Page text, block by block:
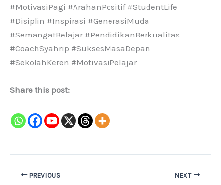
#MotivasiPagi #ArahanPositif #StudentLife
#Disiplin #Inspirasi #GenerasiMuda
#SemangatBelajar #PendidikanBerkualitas
#CoachSyahrip #SuksesMasaDepan
#SekolahKeren #MotivasiPelajar
Share this post:
PREVIOUS NEXT